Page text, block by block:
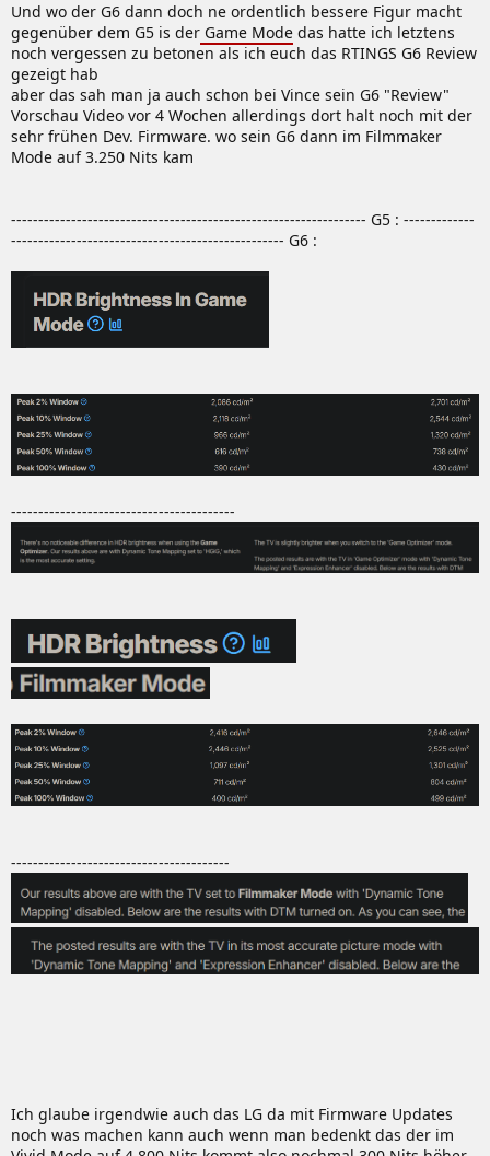
Und wo der G6 dann doch ne ordentlich bessere Figur macht
gegenüber dem G5 is der Game Mode das hatte ich letztens
noch vergessen zu betonen als ich euch das RTINGS G6 Review
gezeigt hab
aber das sah man ja auch schon bei Vince sein G6 "Review"
Vorschau Video vor 4 Wochen allerdings dort halt noch mit der
sehr frühen Dev. Firmware. wo sein G6 dann im Filmmaker
Mode auf 3.250 Nits kam
----------------------------------------------------------------- G5 : -------------
-------------------------------------------------- G6 :
-----------------------------------------
----------------------------------------
Ich glaube irgendwie auch das LG da mit Firmware Updates
noch was machen kann auch wenn man bedenkt das der im